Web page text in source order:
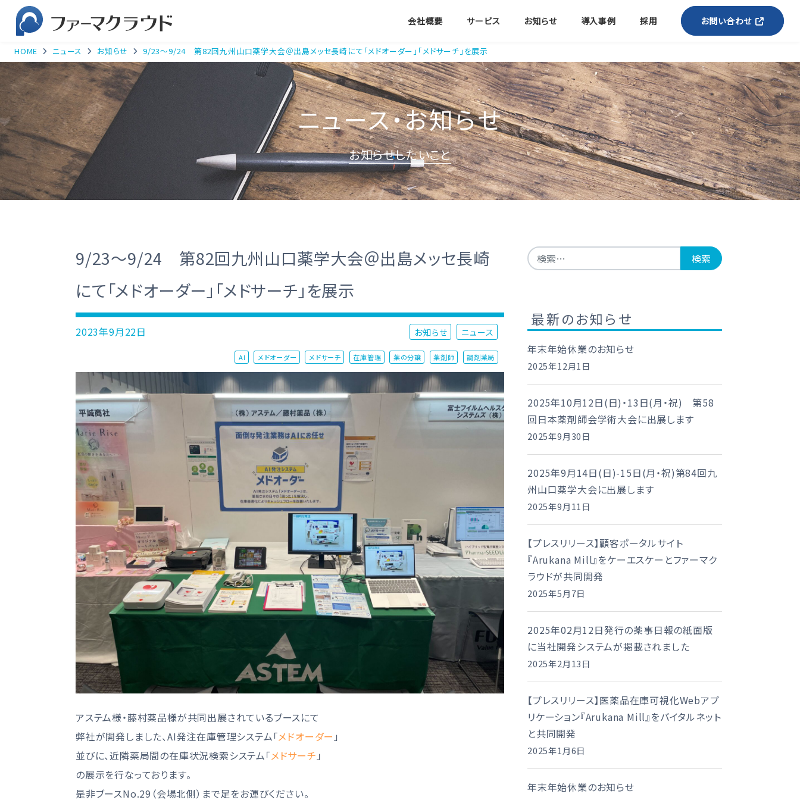
会社概要 サービス お知らせ 導入事例 採用 お問い合わせ
HOME ニュース お知らせ 9/23～9/24 第82回九州山口薬学大会＠出島メッセ長崎にて「メドオーダー」「メドサーチ」を展示
ニュース・お知らせ
お知らせしたいこと
9/23～9/24 第82回九州山口薬学大会＠出島メッセ長崎
にて「メドオーダー」「メドサーチ」を展示
2023年9月22日 お知らせ ニュース
AI メドオーダー メドサーチ 在庫管理 薬の分譲 薬剤師 調剤薬局
アステム様・藤村薬品様が共同出展されているブースにて
弊社が開発しました、AI発注在庫管理システム「メドオーダー 」
並びに、近隣薬局間の在庫状況検索システム「メドサーチ 」
の展示を行なっております。
是非ブースNo.29（会場北側）まで足をお運びください。
検索:
最新のお知らせ
年末年始休業のお知らせ
2025年12月1日
2025年10月12日(日)・13日(月・祝) 第58
回日本薬剤師会学術大会に出展します
2025年9月30日
2025年9月14日(日)-15日(月・祝)第84回九
州山口薬学大会に出展します
2025年9月11日
【プレスリリース】顧客ポータルサイト
『Arukana Mill』をケーエスケーとファーマク
ラウドが共同開発
2025年5月7日
2025年02月12日発行の薬事日報の紙面版
に当社開発システムが掲載されました
2025年2月13日
【プレスリリース】医薬品在庫可視化Webアプ
リケーション『Arukana Mill』をバイタルネット
と共同開発
2025年1月6日
年末年始休業のお知らせ